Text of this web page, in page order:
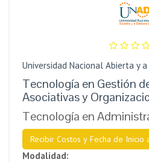
Universidad Nacional Abierta y
Tecnología en Gestión
Asociativas y
Tecnología en
Recibir Costos y Fecha de Inicio
Modalidad: